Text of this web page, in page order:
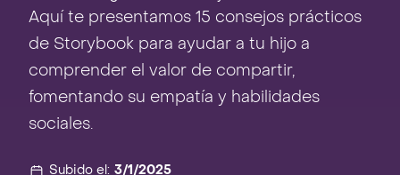
Aquí te presentamos 15 consejos prácticos
de Storybook para ayudar a tu hijo a
comprender el valor de compartir,
fomentando su empatía y habilidades
sociales.
Subido el: 3/1/2025